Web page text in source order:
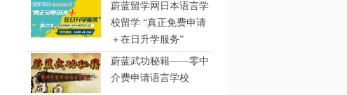
蔚蓝留学网日本语言学
校留学 “真正免费申请
＋在日升学服务”
蔚蓝武功秘籍——零中
介费申请语言学校